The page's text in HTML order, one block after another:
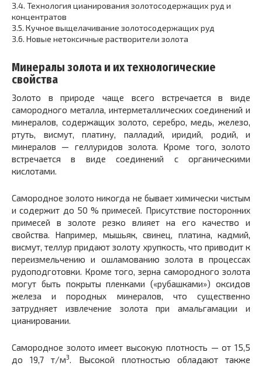
3.4. Технология цианирования золотосодержащих руд и
концентратов
3.5. Кучное выщелачивание золотосодержащих руд
3.6. Новые нетоксичные растворители золота
Минералы золота и их технологические
свойства
Золото в природе чаще всего встречается в виде
самородного металла, интерметаллических соединений и
минералов, содержащих золото, серебро, медь, железо,
ртуть, висмут, платину, палладий, иридий, родий, и
минералов — геллуридов золота. Кроме того, золото
встречается в виде соединений с органическими
кислотами.
Самородное золото никогда не бывает химически чистым
и содержит до 50 % примесей. Присутствие посторонних
примесей в золоте резко влияет на его качество и
свойства. Например, мышьяк, свинец, платина, кадмий,
висмут, теллур придают золоту хрупкость, что приводит к
переизмельчению и ошламованию золота в процессах
рудоподготовки. Кроме того, зерна самородного золота
могут быть покрыты пленками («рубашками») оксидов
железа и породных минералов, что существенно
затрудняет извлечение золота при амальгамации и
цианировании.
Самородное золото имеет высокую плотность — от 15,5
до 19,7 т/м3. Высокой плотностью обладают также